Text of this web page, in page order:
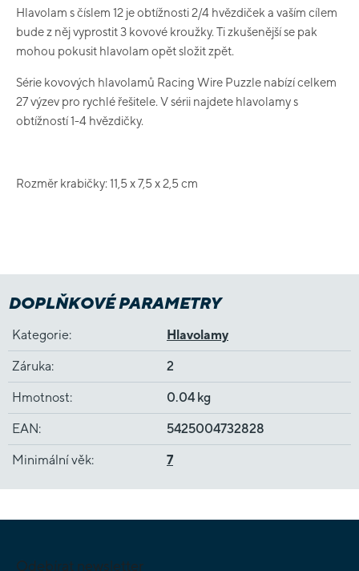
Hlavolam s číslem 12 je obtížnosti 2/4 hvězdiček a vaším cílem
bude z něj vyprostit 3 kovové kroužky. Ti zkušenější se pak
mohou pokusit hlavolam opět složit zpět.
Série kovových hlavolamů Racing Wire Puzzle nabízí celkem
27 výzev pro rychlé řešitele. V sérii najdete hlavolamy s
obtížností 1-4 hvězdičky.
Rozměr krabičky: 11,5 x 7,5 x 2,5 cm
DOPLŇKOVÉ PARAMETRY
Kategorie: Hlavolamy
Záruka: 2
Hmotnost: 0.04 kg
EAN: 5425004732828
Minimální věk: 7
Odebírat newsletter